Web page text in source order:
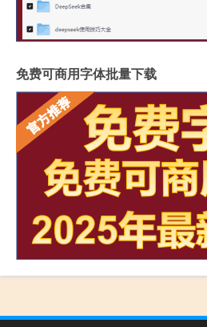
免费可商用字体批量下载